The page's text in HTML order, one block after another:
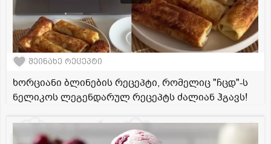
შეინახე რეცეპტი
ხორციანი ბლინების რეცეპტი, რომელიც "ჩცდ"-ს
ნელიკოს ლეგენდარულ რეცეპტს ძალიან ჰგავს!